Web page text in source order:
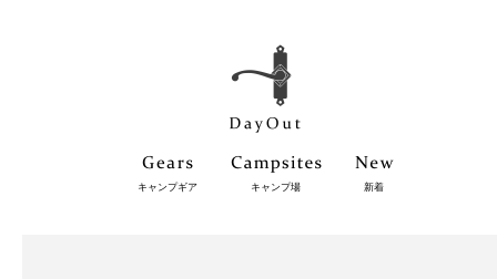
キャンプギア キャンプ場 新着